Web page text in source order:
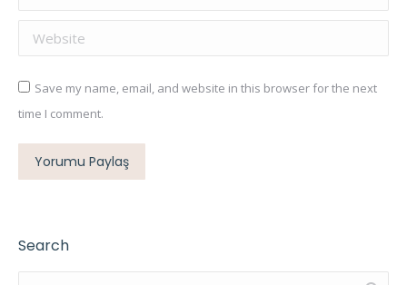
Website
Save my name, email, and website in this browser for the next
time I comment.
Yorumu Paylaş
Search